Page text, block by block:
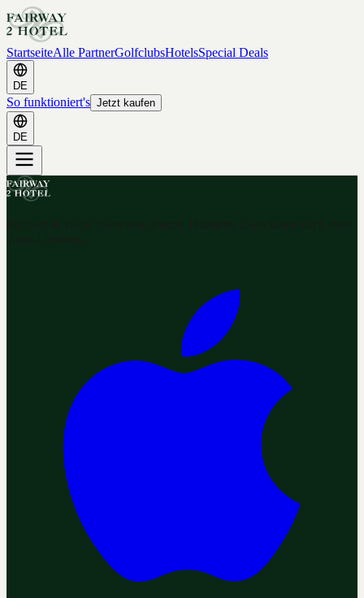
StartseiteAlle PartnerGolfclubsHotelsSpecial Deals
DE
So funktioniert's Jetzt kaufen
DE